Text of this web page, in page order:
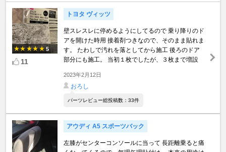
5
11
トヨタ ヴィッツ
壁スレスレに停めるようにしてるので 乗り降りのド
アを開けた時用 接着剤つきなので、そのまま貼れま
す。 たわしで汚れを落としてから施工 後ろのドア
部分にも施工。 当初１枚でしたが、３枚まで増設
2023年2月12日
おろし
パーツレビュー総投稿数：33件
アウディ A5 スポーツバック
左膝がセンターコンソールに当って 長距離乗ると痛